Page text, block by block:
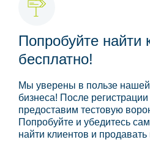
Попробуйте найти
бесплатно!
Мы уверены в пользе
бизнеса! После
предоставим тестовую
Попробуйте и убедитесь
найти клиентов и